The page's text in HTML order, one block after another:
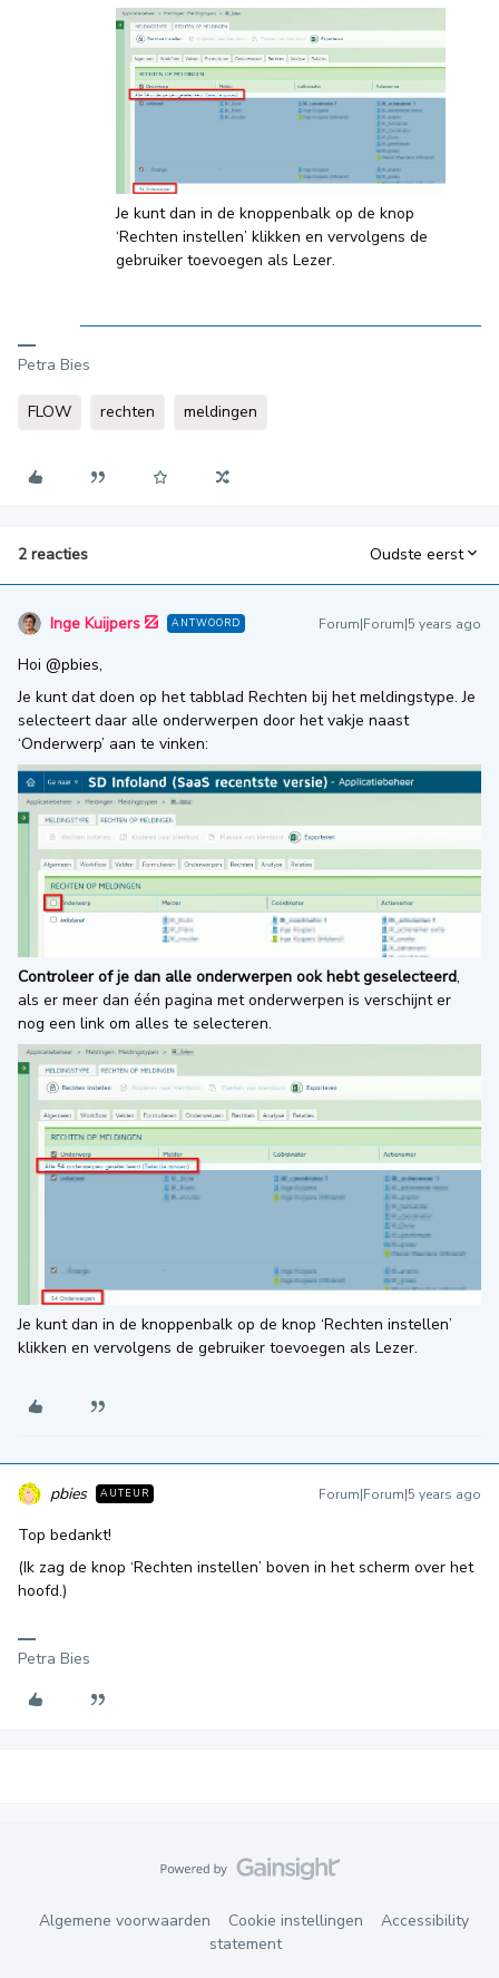
Je kunt dan in de knoppenbalk op de knop
‘Rechten instellen’ klikken en vervolgens de
gebruiker toevoegen als Lezer.
Petra Bies
FLOW rechten meldingen
2 reacties Oudste eerst
Inge Kuijpers ANTWOORD Forum|Forum|5 years ago
Hoi @pbies,
Je kunt dat doen op het tabblad Rechten bij het meldingstype. Je
selecteert daar alle onderwerpen door het vakje naast
‘Onderwerp’ aan te vinken:
Controleer of je dan alle onderwerpen ook hebt geselecteerd,
als er meer dan één pagina met onderwerpen is verschijnt er
nog een link om alles te selecteren.
Je kunt dan in de knoppenbalk op de knop ‘Rechten instellen’
klikken en vervolgens de gebruiker toevoegen als Lezer.
pbies AUTEUR Forum|Forum|5 years ago
Top bedankt!
(Ik zag de knop ‘Rechten instellen’ boven in het scherm over het
hoofd.)
Petra Bies
Algemene voorwaarden Cookie instellingen
Accessibility
statement